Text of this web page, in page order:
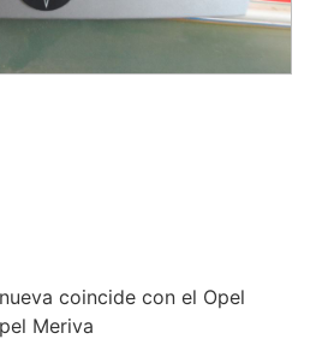
coincide con el Opel
Meriva